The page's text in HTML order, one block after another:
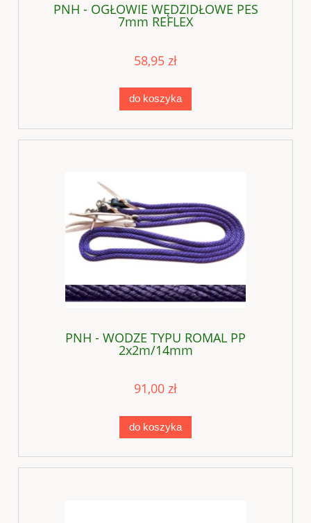
PNH - OGŁOWIE WĘDZIDŁOWE PES
7mm REFLEX
58,95 zł
do koszyka
PNH - WODZE TYPU ROMAL PP
2x2m/14mm
91,00 zł
do koszyka